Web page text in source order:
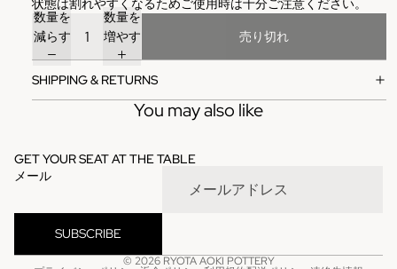
状態は割れやすくなるためご使用時は十分ご注意ください。
数量を
減らす
数量を
増やす
売り切れ
SHIPPING & RETURNS
You may also like
GET YOUR SEAT AT THE TABLE
メール
SUBSCRIBE
© 2026 RYOTA AOKI POTTERY